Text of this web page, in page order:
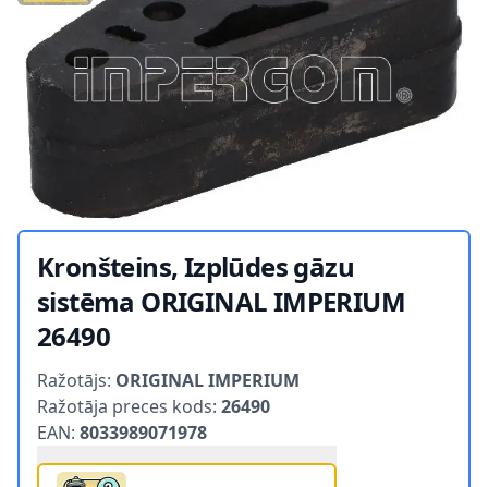
Kronšteins, Izplūdes gāzu
sistēma ORIGINAL IMPERIUM
26490
Ražotājs: ORIGINAL IMPERIUM
Ražotāja preces kods: 26490
EAN: 8033989071978